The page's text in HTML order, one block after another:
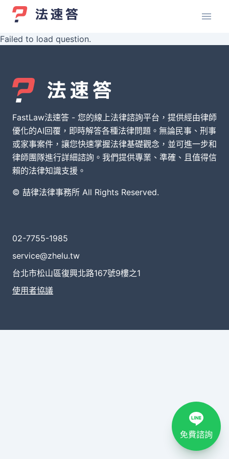
Failed to load question.
FastLaw法速答 - 您的線上法律諮詢平台，提供經由律師
優化的AI回覆，即時解答各種法律問題。無論民事、刑事
或家事案件，讓您快速掌握法律基礎觀念，並可進一步和
律師團隊進行詳細諮詢。我們提供專業、準確、且值得信
賴的法律知識支援。
© 喆律法律事務所 All Rights Reserved.
02-7755-1985
service@zhelu.tw
台北市松山區復興北路167號9樓之1
使用者協議
免費諮詢